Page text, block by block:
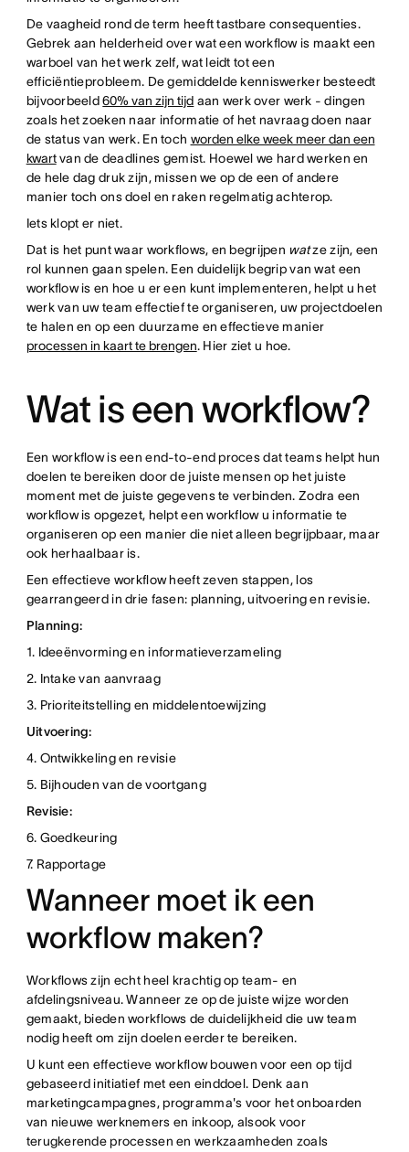
De vaagheid rond de term heeft tastbare consequenties.
Gebrek aan helderheid over wat een workflow is maakt een
warboel van het werk zelf, wat leidt tot een
efficiëntieprobleem. De gemiddelde kenniswerker besteedt
bijvoorbeeld60% van zijn tijd aan werk over werk - dingen
zoals het zoeken naar informatie of het navraag doen naar
de status van werk. En toch worden elke week meer dan een
kwartvan de deadlines gemist. Hoewel we hard werken en
de hele dag druk zijn, missen we op de een of andere
manier toch ons doel en raken regelmatig achterop.
Iets klopt er niet.
Dat is het punt waar workflows, en begrijpen watze zijn, een
rol kunnen gaan spelen. Een duidelijk begrip van wat een
workflow is en hoe u er een kunt implementeren, helpt u het
werk van uw team effectief te organiseren, uw projectdoelen
te halen en op een duurzame en effectieve manier
processen in kaart te brengen. Hier ziet u hoe.
Wat is een workflow?
Een workflow is een end-to-end proces dat teams helpt hun
doelen te bereiken door de juiste mensen op het juiste
moment met de juiste gegevens te verbinden. Zodra een
workflow is opgezet, helpt een workflow u informatie te
organiseren op een manier die niet alleen begrijpbaar, maar
ook herhaalbaar is.
Een effectieve workflow heeft zeven stappen, los
gearrangeerd in drie fasen: planning, uitvoering en revisie.
Planning:
1. Ideeënvorming en informatieverzameling
2. Intake van aanvraag
3. Prioriteitstelling en middelentoewijzing
Uitvoering:
4. Ontwikkeling en revisie
5. Bijhouden van de voortgang
Revisie:
6. Goedkeuring
7. Rapportage
Wanneer moet ik een
workflow maken?
Workflows zijn echt heel krachtig op team- en
afdelingsniveau. Wanneer ze op de juiste wijze worden
gemaakt, bieden workflows de duidelijkheid die uw team
nodig heeft om zijn doelen eerder te bereiken.
U kunt een effectieve workflow bouwen voor een op tijd
gebaseerd initiatief met een einddoel. Denk aan
marketingcampagnes, programma's voor het onboarden
van nieuwe werknemers en inkoop, alsook voor
terugkerende processen en werkzaamheden zoals